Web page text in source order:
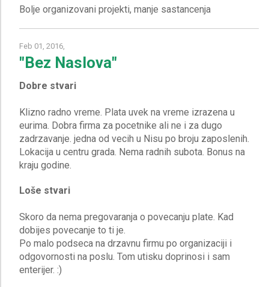
Feb 01, 2016,
"Bez Naslova"
Dobre stvari
Klizno radno vreme. Plata uvek na vreme izrazena u
eurima. Dobra firma za pocetnike ali ne i za dugo
zadrzavanje. jedna od vecih u Nisu po broju zaposlenih.
Lokacija u centru grada. Nema radnih subota. Bonus na
Loše stvari
Skoro da nema pregovaranja o povecanju plate. Kad
dobijes povecanje to ti je.
Po malo podseca na drzavnu firmu po organizaciji i
odgovornosti na poslu. Tom utisku doprinosi i sam